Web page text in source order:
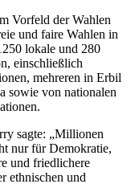
Vorfeld der Wahlen
und faire Wahlen in
lokale und 280
einschließlich
mehreren in Erbil
sowie von nationalen
sagte: „Millionen
nur für Demokratie,
und friedlichere
ethnischen und